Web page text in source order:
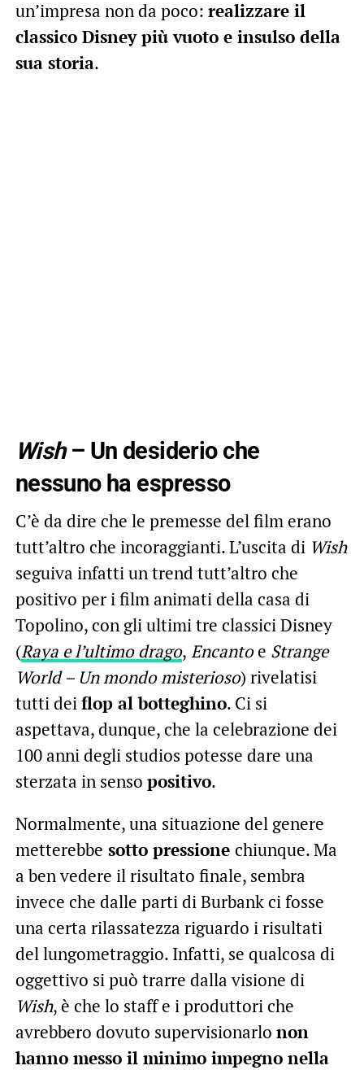
un’impresa non da poco: realizzare il
classico Disney più vuoto e insulso della
sua storia.
Wish– Un desiderio che
nessuno ha espresso
C’è da dire che le premesse del film erano
tutt’altro che incoraggianti. L’uscita di Wish
seguiva infatti un trend tutt’altro che
positivo per i film animati della casa di
Topolino, con gli ultimi tre classici Disney
(Raya e l’ultimo drago, Encantoe Strange
World – Un mondo misterioso) rivelatisi
tutti deiflop al botteghino. Ci si
aspettava, dunque, che la celebrazione dei
100 anni degli studios potesse dare una
sterzata in senso positivo.
Normalmente, una situazione del genere
metterebbe sotto pressione chiunque. Ma
a ben vedere il risultato finale, sembra
invece che dalle parti di Burbank ci fosse
una certa rilassatezza riguardo i risultati
del lungometraggio. Infatti, se qualcosa di
oggettivo si può trarre dalla visione di
Wish, è che lo staff e i produttori che
avrebbero dovuto supervisionarlo non
hanno messo il minimo impegno nella